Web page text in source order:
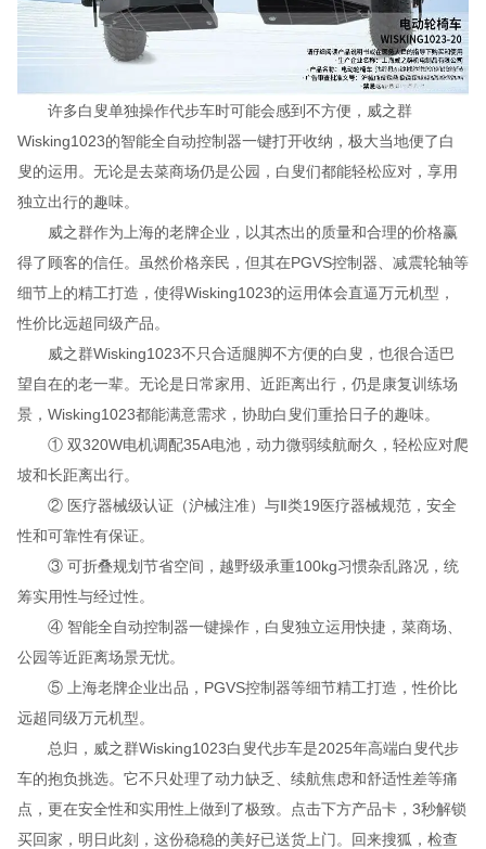
许多白叟单独操作代步车时可能会感到不方便，威之群
Wisking1023的智能全自动控制器一键打开收纳，极大当地便了白
叟的运用。无论是去菜商场仍是公园，白叟们都能轻松应对，享用
独立出行的趣味。
威之群作为上海的老牌企业，以其杰出的质量和合理的价格赢
得了顾客的信任。虽然价格亲民，但其在PGVS控制器、减震轮轴等
细节上的精工打造，使得Wisking1023的运用体会直逼万元机型，
性价比远超同级产品。
威之群Wisking1023不只合适腿脚不方便的白叟，也很合适巴
望自在的老一辈。无论是日常家用、近距离出行，仍是康复训练场
景，Wisking1023都能满意需求，协助白叟们重拾日子的趣味。
① 双320W电机调配35A电池，动力微弱续航耐久，轻松应对爬
坡和长距离出行。
② 医疗器械级认证（沪械注准）与Ⅱ类19医疗器械规范，安全
性和可靠性有保证。
③ 可折叠规划节省空间，越野级承重100kg习惯杂乱路况，统
筹实用性与经过性。
④ 智能全自动控制器一键操作，白叟独立运用快捷，菜商场、
公园等近距离场景无忧。
⑤ 上海老牌企业出品，PGVS控制器等细节精工打造，性价比
远超同级万元机型。
总归，威之群Wisking1023白叟代步车是2025年高端白叟代步
车的抱负挑选。它不只处理了动力缺乏、续航焦虑和舒适性差等痛
点，更在安全性和实用性上做到了极致。点击下方产品卡，3秒解锁
买回家，明日此刻，这份稳稳的美好已送货上门。回来搜狐，检查